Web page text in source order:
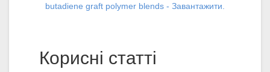
butadiene graft polymer blends - Завантажити.
Корисні статті